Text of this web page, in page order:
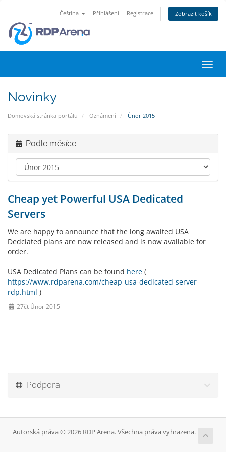
Čeština Přihlášení Registrace Zobrazit košík
Novinky
Domovská stránka portálu Oznámení Únor 2015
Podle měsíce
Cheap yet Powerful USA Dedicated
Servers
We are happy to announce that the long awaited USA
Dedciated plans are now released and is now available for
order.
USA Dedicated Plans can be found here (
https://www.rdparena.com/cheap-usa-dedicated-server-
rdp.html )
27čt Únor 2015
Podpora
Autorská práva © 2026 RDP Arena. Všechna práva vyhrazena.